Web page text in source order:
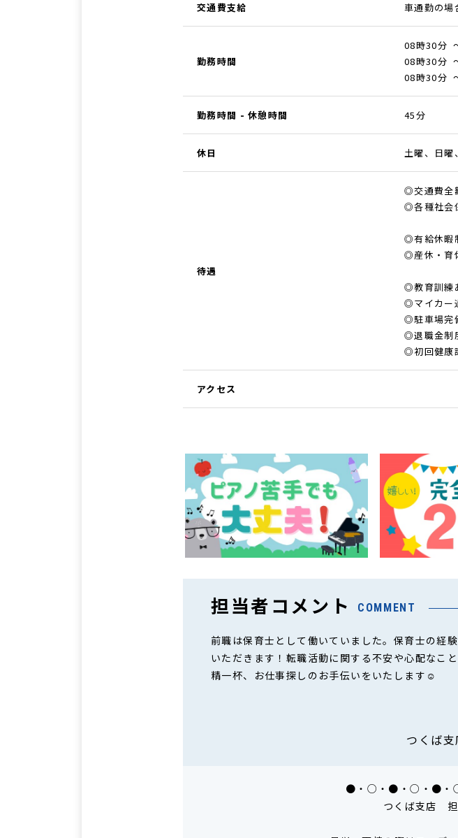
交通費支給 車通勤の場
勤務時間
08時30分
08時30分
08時30分
勤務時間 - 休憩時間 45分
休日 土曜、日曜
待遇
◎交通費全
◎各種社会
◎有給休暇
◎産休・育
◎教育訓練
◎マイカー
◎駐車場完
◎退職金制
◎初回健康
アクセス
担当者コメント COMMENT
前職は保育士として働いていました。保育士の経
いただきます！転職活動に関する不安や心配なこ
精一杯、お仕事探しのお手伝いをいたします☺
つくば支
●・○・●・○・●
つくば支店 担